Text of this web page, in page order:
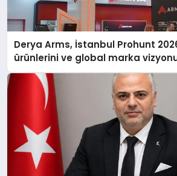
Derya Arms, İstanbul Prohunt
ürünlerini ve global marka